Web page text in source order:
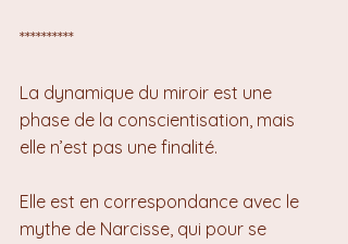
**********
La dynamique du miroir est une
phase de la conscientisation, mais
elle n’est pas une finalité.
Elle est en correspondance avec le
mythe de Narcisse, qui pour se